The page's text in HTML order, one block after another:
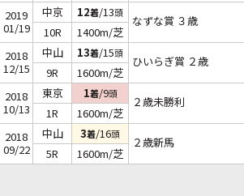
2019
01/19
中京 12着/13頭
なずな賞 ３歳
10R
1400m/芝
2018
12/15
中山 13着/15頭
ひいらぎ賞 ２歳
9R
1600m/芝
2018
10/13
東京 1着/9頭
２歳未勝利
1R
1600m/芝
2018
09/22
中山 3着/16頭
２歳新馬
5R
1600m/芝